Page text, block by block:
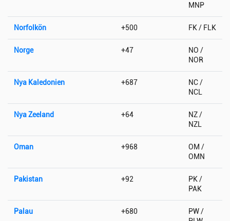
MNP
Norfolkön +500 FK / FLK
Norge +47
NO /
NOR
Nya Kaledonien +687
NC /
NCL
Nya Zeeland +64
NZ /
NZL
Oman +968
OM /
OMN
Pakistan +92
PK /
PAK
Palau +680
PW /